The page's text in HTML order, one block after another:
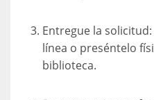
Entregue la
línea o preséntelo
biblioteca.